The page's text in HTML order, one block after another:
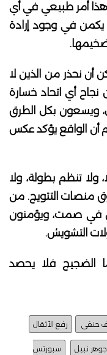
أمر طبيعي في أي
يكمن في وجود إرادة
أن نحذر من الذين لا
نجاح أي اتحاد خسارة
ويسعون بكل الطرق
رغم أن الواقع يؤكد عكس
ولا تنظم بطولة، ولا
منصات التتويج. من
في صمت، ويؤمنون
التشويش.
الضجيج فلا يحصد
حنفى رفع الأثقال
جوهر نبيل سبورتس